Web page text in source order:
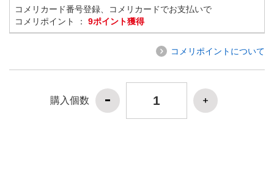
コメリカード番号登録、コメリカードでお支払いで
コメリポイント ： 9ポイント獲得
コメリポイントについて
購入個数